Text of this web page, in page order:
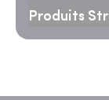
Produits